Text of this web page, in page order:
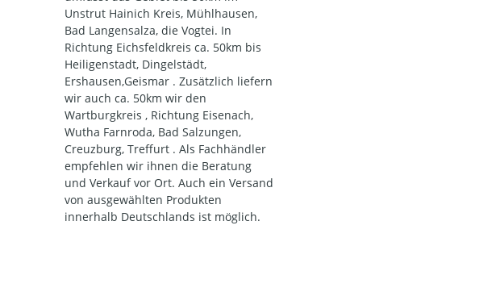
Unstrut Hainich Kreis, Mühlhausen,
Bad Langensalza, die Vogtei. In
Richtung Eichsfeldkreis ca. 50km bis
Heiligenstadt, Dingelstädt,
Ershausen,Geismar . Zusätzlich liefern
wir auch ca. 50km wir den
Wartburgkreis , Richtung Eisenach,
Wutha Farnroda, Bad Salzungen,
Creuzburg, Treffurt . Als Fachhändler
empfehlen wir ihnen die Beratung
und Verkauf vor Ort. Auch ein Versand
von ausgewählten Produkten
innerhalb Deutschlands ist möglich.